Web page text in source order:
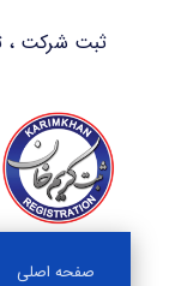
ثبت شرکت ، ثبت
صفحه اصلی